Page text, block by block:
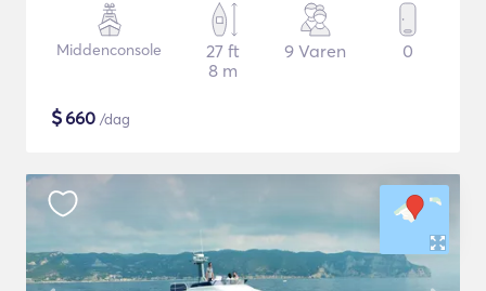
Middenconsole
27 ft
8 m
9 Varen 0
$660 /dag